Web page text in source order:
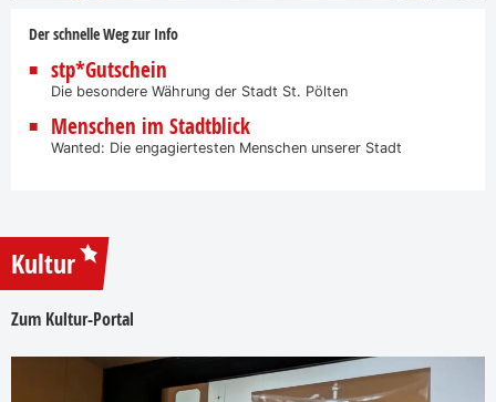
Der schnelle Weg zur Info
stp*Gutschein
Die besondere Währung der Stadt St. Pölten
Menschen im Stadtblick
Wanted: Die engagiertesten Menschen unserer Stadt
Kultur
Zum Kultur-Portal